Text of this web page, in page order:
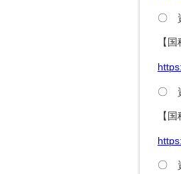
〇
【
〇
【
〇